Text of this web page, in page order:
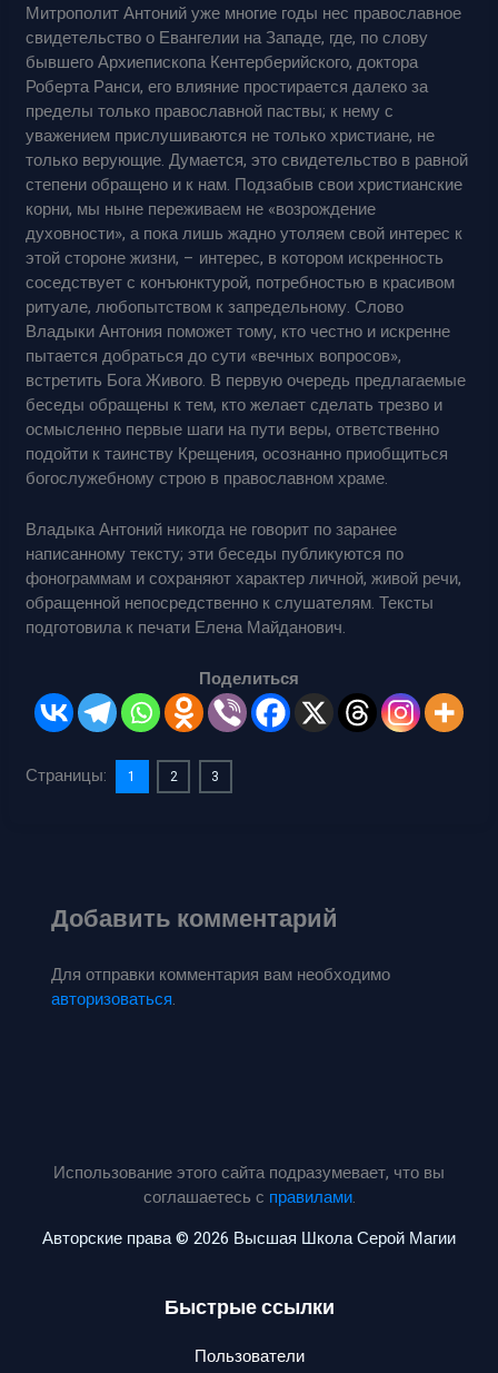
Митрополит Антоний уже многие годы нес православное
свидетельство о Евангелии на Западе, где, по слову
бывшего Архиепископа Кентерберийского, доктора
Роберта Ранси, его влияние простирается далеко за
пределы только православной паствы; к нему с
уважением прислушиваются не только христиане, не
только верующие. Думается, это свидетельство в равной
степени обращено и к нам. Подзабыв свои христианские
корни, мы ныне переживаем не «возрождение
духовности», а пока лишь жадно утоляем свой интерес к
этой стороне жизни, – интерес, в котором искренность
соседствует с конъюнктурой, потребностью в красивом
ритуале, любопытством к запредельному. Слово
Владыки Антония поможет тому, кто честно и искренне
пытается добраться до сути «вечных вопросов»,
встретить Бога Живого. В первую очередь предлагаемые
беседы обращены к тем, кто желает сделать трезво и
осмысленно первые шаги на пути веры, ответственно
подойти к таинству Крещения, осознанно приобщиться
богослужебному строю в православном храме.
Владыка Антоний никогда не говорит по заранее
написанному тексту; эти беседы публикуются по
фонограммам и сохраняют характер личной, живой речи,
обращенной непосредственно к слушателям. Тексты
подготовила к печати Елена Майданович.
Поделиться
Страницы: 1 2 3
Добавить комментарий
Для отправки комментария вам необходимо
авторизоваться.
Использование этого сайта подразумевает, что вы
соглашаетесь с правилами.
Авторские права © 2026 Высшая Школа Серой Магии
Быстрые ссылки
Пользователи